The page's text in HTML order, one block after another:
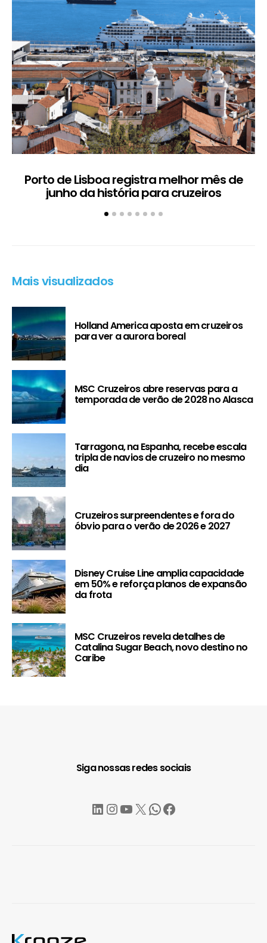
Porto de Lisboa registra melhor mês de
junho da história para cruzeiros
Mais visualizados
Holland America aposta em cruzeiros
para ver a aurora boreal
MSC Cruzeiros abre reservas para a
temporada de verão de 2028 no Alasca
Tarragona, na Espanha, recebe escala
tripla de navios de cruzeiro no mesmo
dia
Cruzeiros surpreendentes e fora do
óbvio para o verão de 2026 e 2027
Disney Cruise Line amplia capacidade
em 50% e reforça planos de expansão
da frota
MSC Cruzeiros revela detalhes de
Catalina Sugar Beach, novo destino no
Caribe
Siga nossas redes sociais
LinkedIn
Instagram
YouTube
X WhatsApp
Facebook